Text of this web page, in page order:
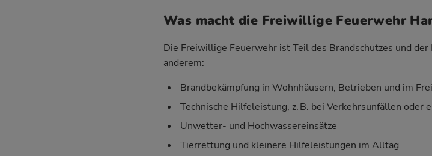
Was macht die Freiwillige Feuerwehr
Die Freiwillige Feuerwehr ist Teil des Brandschutzes und
anderem:
Brandbekämpfung in Wohnhäusern, Betrieben und im
Technische Hilfeleistung, z. B. bei Verkehrsunfällen oder
Unwetter- und Hochwassereinsätze
Tierrettung und kleinere Hilfeleistungen im Alltag